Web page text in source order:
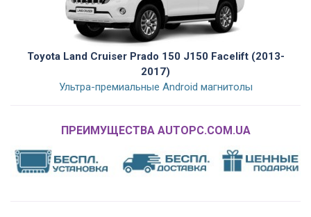
Toyota Land Cruiser Prado 150 J150 Facelift (2013-
2017)
Ультра-премиальные Android магнитолы
ПРЕИМУЩЕСТВА AUTOPC.COM.UA